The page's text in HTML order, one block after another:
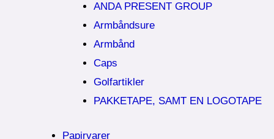
ANDA PRESENT GROUP
Armbåndsure
Armbånd
Caps
Golfartikler
PAKKETAPE, SAMT EN LOGOTAPE
Papirvarer